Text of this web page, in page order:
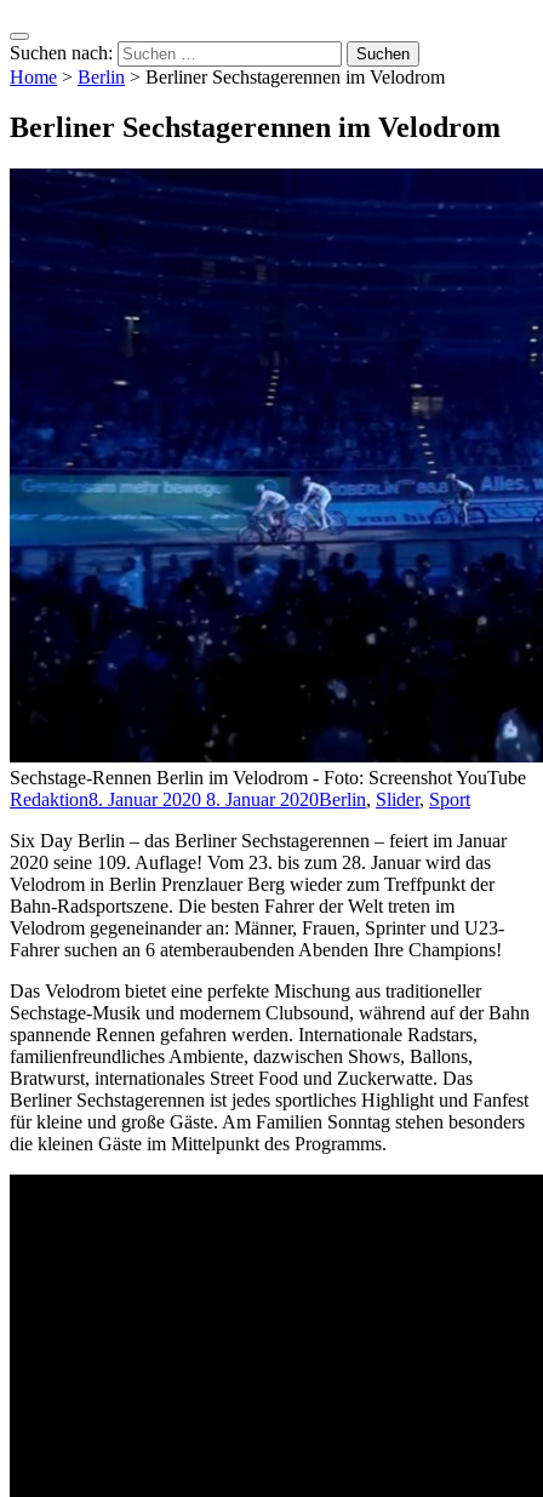
Suchen nach:
Home > Berlin > Berliner Sechstagerennen im Velodrom
Berliner Sechstagerennen im Velodrom
Sechstage-Rennen Berlin im Velodrom - Foto: Screenshot YouTube
Redaktion8. Januar 2020 8. Januar 2020Berlin, Slider, Sport
Six Day Berlin – das Berliner Sechstagerennen – feiert im Januar
2020 seine 109. Auflage! Vom 23. bis zum 28. Januar wird das
Velodrom in Berlin Prenzlauer Berg wieder zum Treffpunkt der
Bahn-Radsportszene. Die besten Fahrer der Welt treten im
Velodrom gegeneinander an: Männer, Frauen, Sprinter und U23-
Fahrer suchen an 6 atemberaubenden Abenden Ihre Champions!
Das Velodrom bietet eine perfekte Mischung aus traditioneller
Sechstage-Musik und modernem Clubsound, während auf der Bahn
spannende Rennen gefahren werden. Internationale Radstars,
familienfreundliches Ambiente, dazwischen Shows, Ballons,
Bratwurst, internationales Street Food und Zuckerwatte. Das
Berliner Sechstagerennen ist jedes sportliches Highlight und Fanfest
für kleine und große Gäste. Am Familien Sonntag stehen besonders
die kleinen Gäste im Mittelpunkt des Programms.